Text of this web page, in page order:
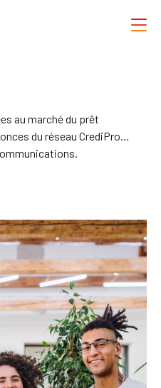
au marché du prêt
du réseau CrediPro…